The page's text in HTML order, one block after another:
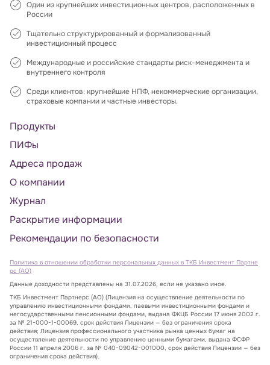
Один из крупнейших инвестиционных центров, расположенных в
России
Тщательно структурированный и формализованный
инвестиционный процесс
Международные и российские стандарты риск-менеджмента и
внутреннего контроля
Среди клиентов: крупнейшие НПФ, некоммерческие организации,
страховые компании и частные инвесторы.
Продукты
ПИФы
Адреса продаж
О компании
Журнал
Раскрытие информации
Рекомендации по безопасности
Политика в отношении обработки персональных данных в ТКБ Инвестмент Партне
рс (АО)
Данные доходности представлены на 31.07.2026, если не указано иное.
ТКБ Инвестмент Партнерс (АО) (Лицензия на осуществление деятельности по
управлению инвестиционными фондами, паевыми инвестиционными фондами и
негосударственными пенсионными фондами, выдана ФКЦБ России 17 июня 2002 г.
за № 21-000-1-00069, срок действия Лицензии — без ограничения срока
действия; Лицензия профессионального участника рынка ценных бумаг на
осуществление деятельности по управлению ценными бумагами, выдана ФСФР
России 11 апреля 2006 г. за № 040-09042-001000, срок действия Лицензии — без
ограничения срока действия).